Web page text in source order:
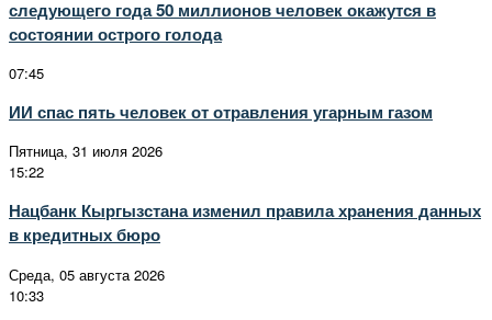
следующего года 50 миллионов человек окажутся в
состоянии острого голода
07:45
ИИ спас пять человек от отравления угарным газом
Пятница, 31 июля 2026
15:22
Нацбанк Кыргызстана изменил правила хранения данных
в кредитных бюро
Среда, 05 августа 2026
10:33